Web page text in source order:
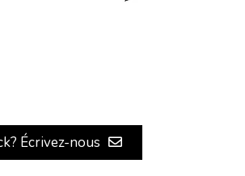
Écrivez-nous